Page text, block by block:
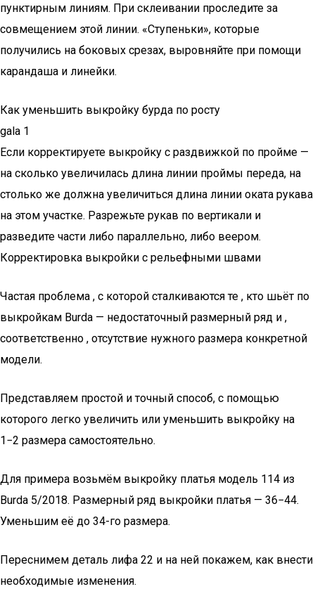
пунктирным линиям. При склеивании проследите за
совмещением этой линии. «Ступеньки», которые
получились на боковых срезах, выровняйте при помощи
карандаша и линейки.
Как уменьшить выкройку бурда по росту
gala 1
Если корректируете выкройку с раздвижкой по пройме —
на сколько увеличилась длина линии проймы переда, на
столько же должна увеличиться длина линии оката рукава
на этом участке. Разрежьте рукав по вертикали и
разведите части либо параллельно, либо веером.
Корректировка выкройки с рельефными швами
Частая проблема , с которой сталкиваются те , кто шьёт по
выкройкам Burda — недостаточный размерный ряд и ,
соответственно , отсутствие нужного размера конкретной
модели.
Представляем простой и точный способ, с помощью
которого легко увеличить или уменьшить выкройку на
1−2 размера самостоятельно.
Для примера возьмём выкройку платья модель 114 из
Burda 5/2018. Размерный ряд выкройки платья — 36−44.
Уменьшим её до 34-го размера.
Переснимем деталь лифа 22 и на ней покажем, как внести
необходимые изменения.